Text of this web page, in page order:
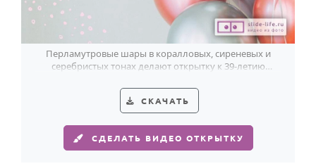
Перламутровые шары в коралловых, сиреневых и
серебристых тонах делают открытку к 39-летию
СКАЧАТЬ
СДЕЛАТЬ ВИДЕО ОТКРЫТКУ